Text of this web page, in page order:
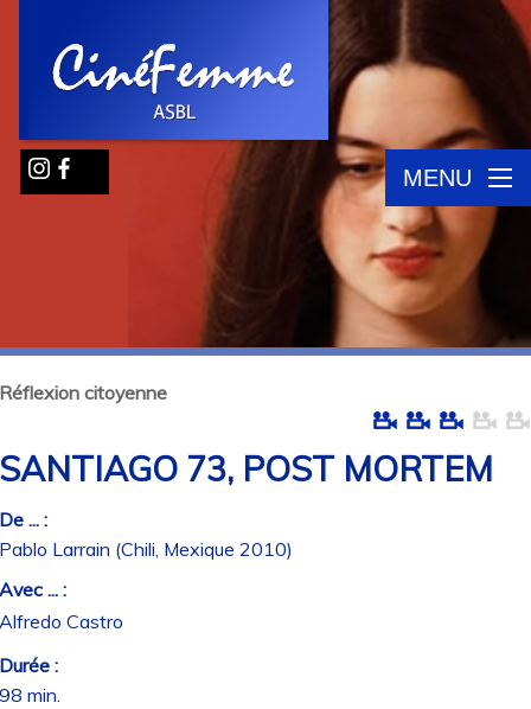
MENU
citoyenne
73, POST MORTEM
... :
Larrain (Chili, Mexique 2010)
... :
Castro
:
min.